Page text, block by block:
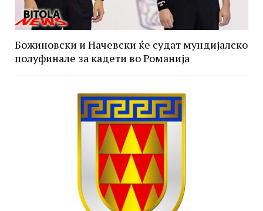
Божиновски и Начевски ќе судат мундијалско
полуфинале за кадети во Романија